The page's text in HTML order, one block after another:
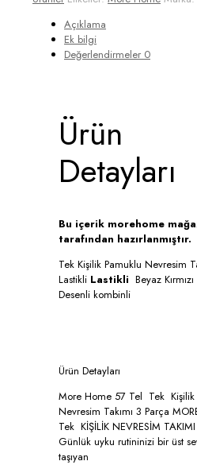
Açıklama
Ek bilgi
Değerlendirmeler 0
Ürün
Detayları
Bu içerik morehome
tarafından hazırlanmıştır.
Tek Kişilik Pamuklu Nevresim
Lastikli Lastikli Beyaz
Desenli kombinli
Ürün Detayları
More Home 57 Tel Tek Kişilik
Nevresim Takımı 3 Parça
Tek KİŞİLİK NEVRESİM
Günlük uyku rutininizi bir üst
taşıyan